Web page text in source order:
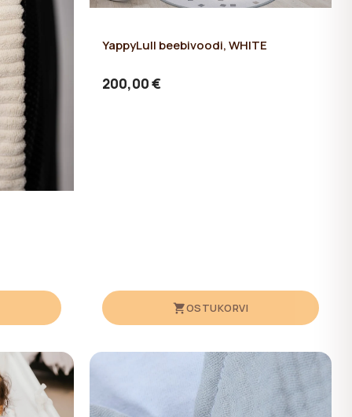
YappyLull beebivoodi, WHITE
200,00 €
OSTUKORVI